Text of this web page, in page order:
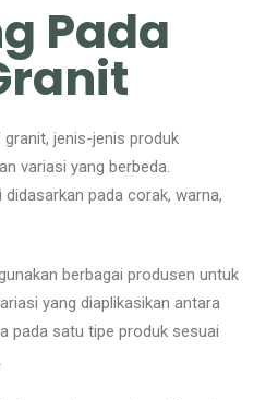
Pada
jenis-jenis produk
variasi yang berbeda.
pada corak, warna,
berbagai produsen untuk
yang diaplikasikan antara
pada satu tipe produk sesuai